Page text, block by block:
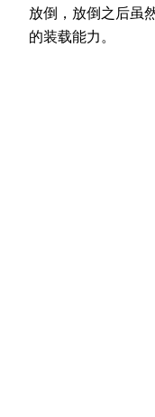
放倒，放倒之后虽
的装载能力。